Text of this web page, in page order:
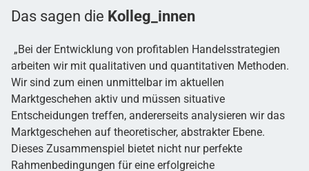
Das sagen die Kolleg_innen
„Bei der Entwicklung von profitablen Handelsstrategien
arbeiten wir mit qualitativen und quantitativen Methoden.
Wir sind zum einen unmittelbar im aktuellen
Marktgeschehen aktiv und müssen situative
Entscheidungen treffen, andererseits analysieren wir das
Marktgeschehen auf theoretischer, abstrakter Ebene.
Dieses Zusammenspiel bietet nicht nur perfekte
Rahmenbedingungen für eine erfolgreiche